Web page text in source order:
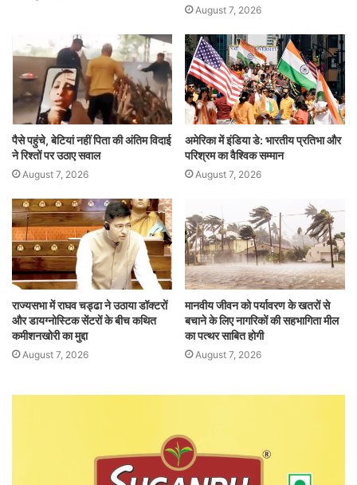
August 7, 2026
पैसे पहुंचे, बेटियां नहीं पिता की अंतिम विदाई
ने रिश्तों पर उठाए सवाल
August 7, 2026
अमेरिका में इंडिया डे: भारतीय प्रतिभा और
परिश्रम का वैश्विक सम्मान
August 7, 2026
राज्यसभा में राघव चड्ढा ने उठाया डॉक्टरों
और डायग्नोस्टिक सेंटरों के बीच कथित
कमीशनखोरी का मुद्दा
August 7, 2026
मानवीय जीवन को पर्यावरण के खतरों से
बचाने के लिए नागरिकों की सहभागिता मील
का पत्थर साबित होगी
August 7, 2026